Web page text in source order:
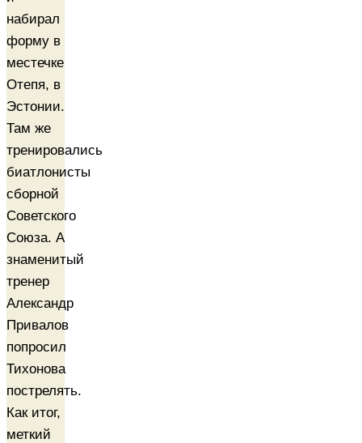
набирал
форму в
местечке
Отепя, в
Эстонии.
Там же
тренировались
биатлонисты
сборной
Советского
Союза. А
знаменитый
тренер
Александр
Привалов
попросил
Тихонова
пострелять.
Как итог,
меткий